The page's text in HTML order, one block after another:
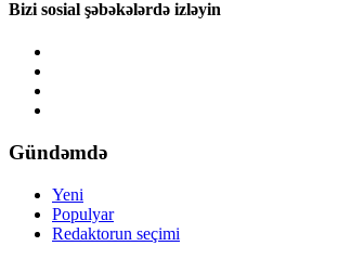
Bizi sosial şəbəkələrdə izləyin
Gündəmdə
Yeni
Populyar
Redaktorun seçimi